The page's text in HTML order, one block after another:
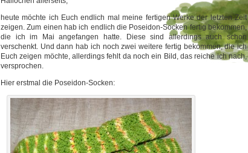
heute möchte ich Euch endlich mal meine fertigen Werke der letzten Zeit
zeigen. Zum einen hab ich endlich die Poseidon-Socken fertig bekommen,
die ich im Mai angefangen hatte. Diese sind allerdings auch schon
verschenkt. Und dann hab ich noch zwei weitere fertig bekommen, die ich
Euch zeigen möchte, allerdings fehlt da noch ein Bild, das reiche ich nach,
versprochen.
Hier erstmal die Poseidon-Socken: